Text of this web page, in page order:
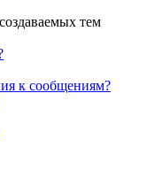
тем
к сообщениям?